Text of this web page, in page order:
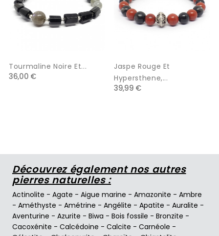
Tourmaline Noire Et...
36,00 €
Jaspe Rouge Et
Hypersthene,...
39,99 €
Découvrez également nos autres
pierres naturelles :
Actinolite - Agate - Aigue marine - Amazonite - Ambre
- Améthyste - Amétrine - Angélite - Apatite - Auralite -
Aventurine - Azurite - Biwa - Bois fossile - Bronzite -
Cacoxénite - Calcédoine - Calcite - Carnéole -